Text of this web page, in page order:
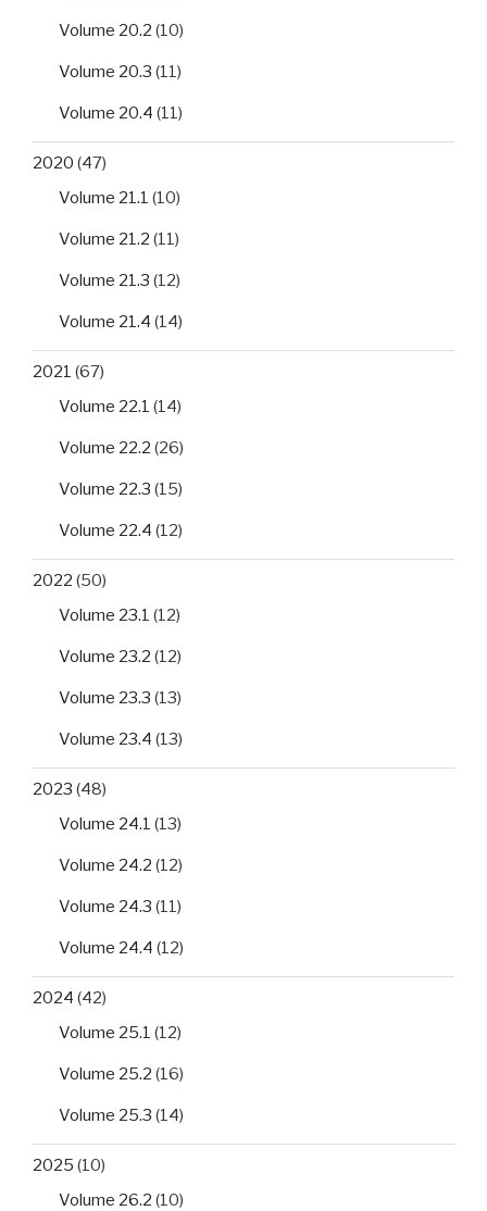
Volume 20.2 (10)
Volume 20.3 (11)
Volume 20.4 (11)
2020 (47)
Volume 21.1 (10)
Volume 21.2 (11)
Volume 21.3 (12)
Volume 21.4 (14)
2021 (67)
Volume 22.1 (14)
Volume 22.2 (26)
Volume 22.3 (15)
Volume 22.4 (12)
2022 (50)
Volume 23.1 (12)
Volume 23.2 (12)
Volume 23.3 (13)
Volume 23.4 (13)
2023 (48)
Volume 24.1 (13)
Volume 24.2 (12)
Volume 24.3 (11)
Volume 24.4 (12)
2024 (42)
Volume 25.1 (12)
Volume 25.2 (16)
Volume 25.3 (14)
2025 (10)
Volume 26.2 (10)